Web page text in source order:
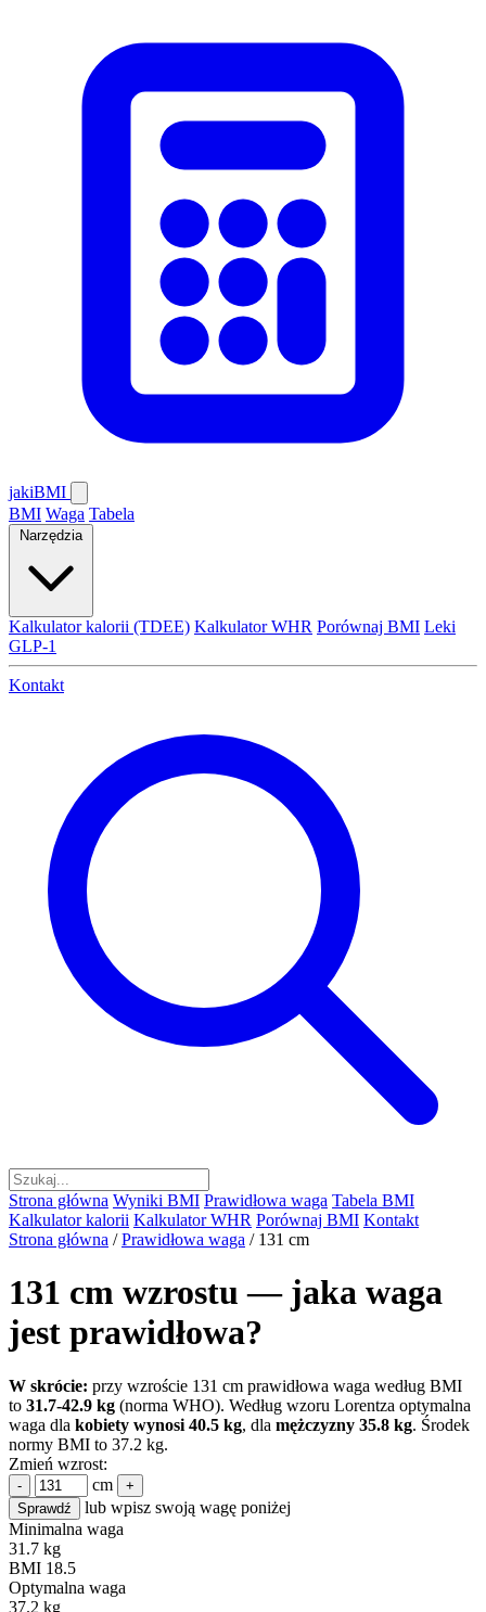
jakiBMI
BMI Waga Tabela
Narzędzia
Kalkulator kalorii (TDEE) Kalkulator WHR Porównaj BMI Leki
GLP-1
Kontakt
Strona główna Wyniki BMI Prawidłowa waga Tabela BMI
Kalkulator kalorii Kalkulator WHR Porównaj BMI Kontakt
Strona główna / Prawidłowa waga / 131 cm
131 cm wzrostu — jaka waga
jest prawidłowa?
W skrócie: przy wzroście 131 cm prawidłowa waga według BMI
to 31.7-42.9 kg (norma WHO). Według wzoru Lorentza optymalna
waga dla kobiety wynosi 40.5 kg, dla mężczyzny 35.8 kg. Środek
normy BMI to 37.2 kg.
Zmień wzrost:
- cm
+
Sprawdź
lub wpisz swoją wagę poniżej
Minimalna waga
31.7 kg
BMI 18.5
Optymalna waga
37.2 kg